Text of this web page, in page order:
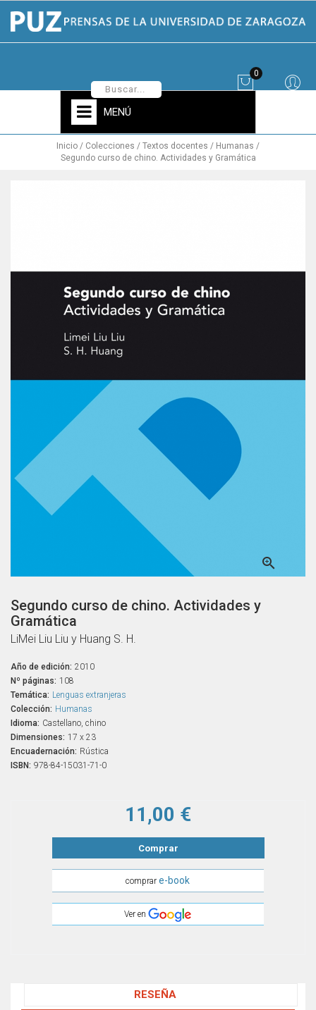
0
MENÚ
Inicio Colecciones Textos docentes
Humanas
Segundo curso de chino. Actividades y Gramática

Segundo curso de chino. Actividades y
Gramática
LiMei Liu Liu y Huang S. H.
Año de edición: 2010
Nº páginas: 108
Temática: Lenguas extranjeras
Colección: Humanas
Idioma: Castellano, chino
Dimensiones: 17 x 23
Encuadernación: Rústica
ISBN: 978-84-15031-71-0
11,00 €
Comprar
comprare-book
Ver en
RESEÑA